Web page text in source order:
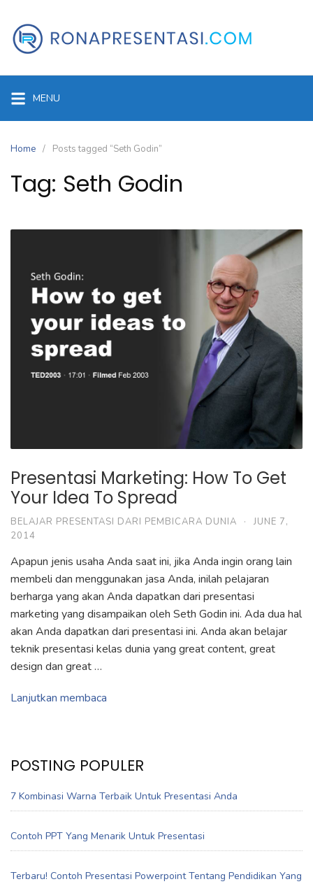
content
MENU
Home Posts tagged “Seth Godin”
Tag: Seth Godin
Presentasi Marketing: How To Get
Your Idea To Spread
BELAJAR PRESENTASI DARI PEMBICARA DUNIA ·
JUNE 7,
2014
Apapun jenis usaha Anda saat ini, jika Anda ingin orang lain
membeli dan menggunakan jasa Anda, inilah pelajaran
berharga yang akan Anda dapatkan dari presentasi
marketing yang disampaikan oleh Seth Godin ini. Ada dua hal
akan Anda dapatkan dari presentasi ini. Anda akan belajar
teknik presentasi kelas dunia yang great content, great
design dan great …
Lanjutkan membaca
POSTING POPULER
7 Kombinasi Warna Terbaik Untuk Presentasi Anda
Contoh PPT Yang Menarik Untuk Presentasi
Terbaru! Contoh Presentasi Powerpoint Tentang Pendidikan Yang